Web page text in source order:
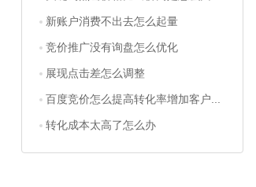
新账户消费不出去怎么起量
竞价推广没有询盘怎么优化
展现点击差怎么调整
百度竞价怎么提高转化率增加客户...
转化成本太高了怎么办